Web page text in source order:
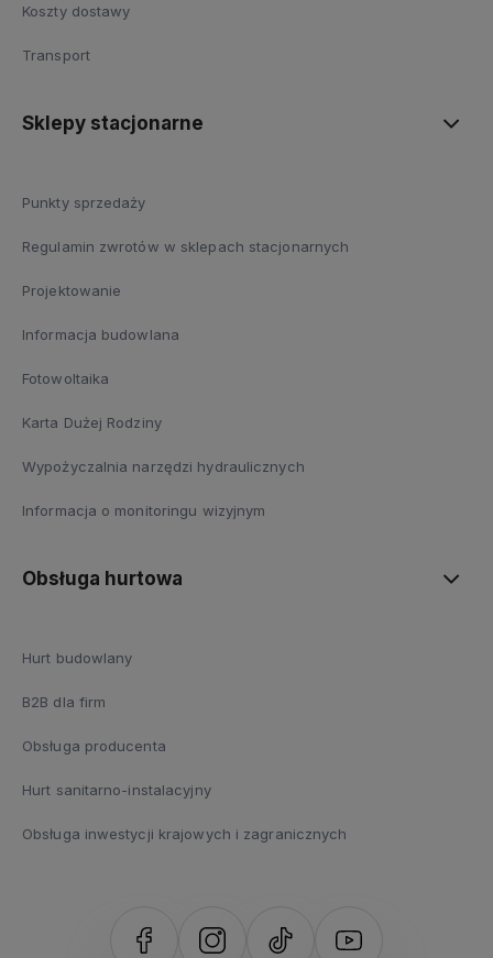
Koszty dostawy
Transport
Sklepy stacjonarne
Punkty sprzedaży
Regulamin zwrotów w sklepach stacjonarnych
Projektowanie
Informacja budowlana
Fotowoltaika
Karta Dużej Rodziny
Wypożyczalnia narzędzi hydraulicznych
Informacja o monitoringu wizyjnym
Obsługa hurtowa
Hurt budowlany
B2B dla firm
Obsługa producenta
Hurt sanitarno-instalacyjny
Obsługa inwestycji krajowych i zagranicznych